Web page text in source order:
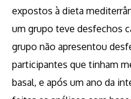
expostos à dieta
um grupo teve desfechos
grupo não apresentou
participantes que tinham
basal, e após um ano da